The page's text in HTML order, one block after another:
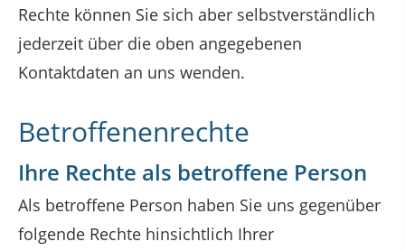
Rechte können Sie sich aber selbstverständlich
jederzeit über die oben angegebenen
Kontaktdaten an uns wenden.
Betroffenenrechte
Ihre Rechte als betroffene Person
Als betroffene Person haben Sie uns gegenüber
folgende Rechte hinsichtlich Ihrer